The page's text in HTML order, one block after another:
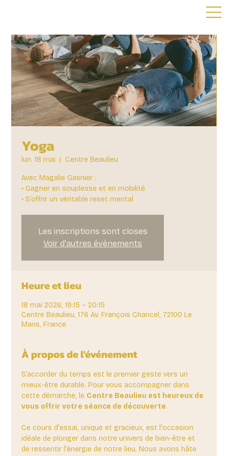
Yoga
lun. 18 mai
  |
Centre Beaulieu
Avec Magalie Gasnier :
• Gagner en souplesse et en mobilité
• S’offrir un véritable reset mental
Les inscriptions sont closes
Voir d'autres événements
Heure et lieu
18 mai 2026, 19:15 – 20:15
Centre Beaulieu, 176 Av. François Chancel, 72100 Le
Mans, France
À propos de l'événement
S’accorder du temps est le premier geste vers un
mieux-être durable. Pour vous accompagner dans
cette démarche, le Centre Beaulieu est heureux de
vous offrir votre séance de découverte.
Ce cours d'essai, unique et gracieux, est l'occasion
idéale de plonger dans notre univers de bien-être et
de ressentir l'énergie de notre lieu. Nous avons hâte